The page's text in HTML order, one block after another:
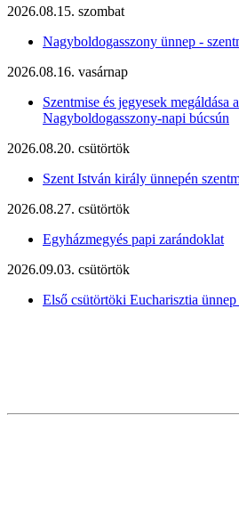
2026.08.15. szombat
Nagyboldogasszony ünnep -
2026.08.16. vasárnap
Szentmise és jegyesek megáldása
Nagyboldogasszony-napi búcsún
2026.08.20. csütörtök
Szent István király ünnepén
2026.08.27. csütörtök
Egyházmegyés papi zarándoklat
2026.09.03. csütörtök
Első csütörtöki Eucharisztia